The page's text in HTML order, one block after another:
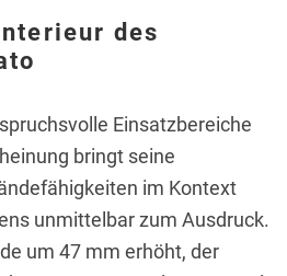
des
Einsatzbereiche
bringt seine
im Kontext
unmittelbar zum Ausdruck.
um 47 mm erhöht, der